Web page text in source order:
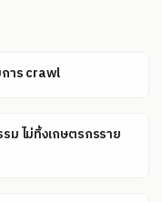
การ crawl
ม ไม่ทิ้งเกษตรกรราย